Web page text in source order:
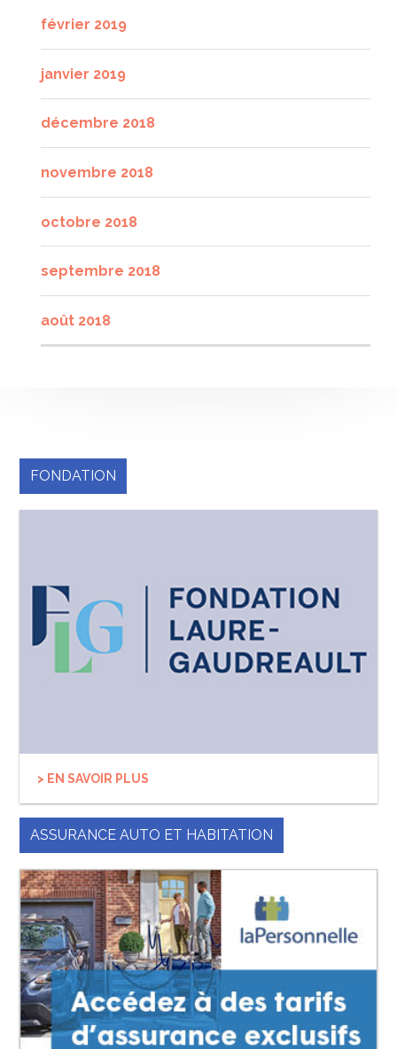
février 2019
janvier 2019
décembre 2018
novembre 2018
octobre 2018
septembre 2018
août 2018
FONDATION
> EN SAVOIR PLUS
ASSURANCE AUTO ET HABITATION